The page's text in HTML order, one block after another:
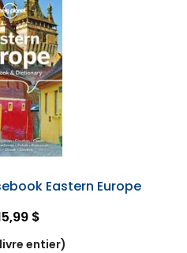
Eastern Europe
$
entier)